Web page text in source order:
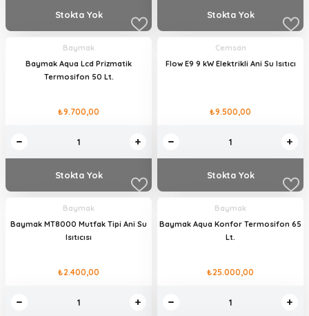
Stokta Yok Stokta Yok
Baymak
Baymak Aqua Lcd Prizmatik
Termosifon 50 Lt.
₺9.700,00
Stokta Yok
Cemsan
Flow E9 9 kW Elektrikli Ani Su Isıtıcı
₺9.500,00
Stokta Yok
Baymak
Baymak MT8000 Mutfak Tipi Ani Su
Isıtıcısı
₺2.400,00
Baymak
Baymak Aqua Konfor Termosifon 65
Lt.
₺25.000,00